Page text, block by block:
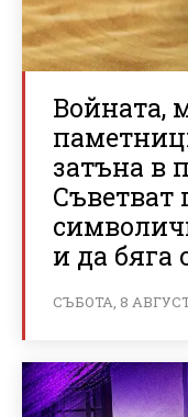
Войната,
затъна в
Съветват
и да бяга
СЪБОТА, 8